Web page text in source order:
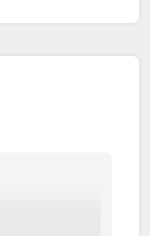
aber
klingt